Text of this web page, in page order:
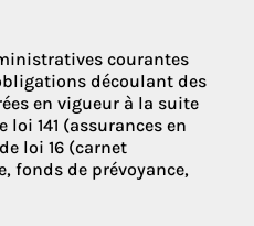
courantes
découlant des
en vigueur à la suite
141 (assurances en
loi 16 (carnet
fonds de prévoyance,